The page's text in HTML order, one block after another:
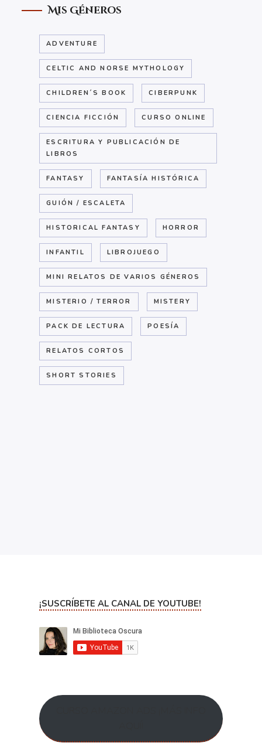
Mis Géneros
ADVENTURE
CELTIC AND NORSE MYTHOLOGY
CHILDREN´S BOOK CIBERPUNK
CIENCIA FICCIÓN CURSO ONLINE
ESCRITURA Y PUBLICACIÓN DE
LIBROS
FANTASY FANTASÍA HISTÓRICA
GUIÓN / ESCALETA
HISTORICAL FANTASY HORROR
INFANTIL LIBROJUEGO
MINI RELATOS DE VARIOS GÉNEROS
MISTERIO / TERROR MISTERY
PACK DE LECTURA POESÍA
RELATOS CORTOS
SHORT STORIES
¡SUSCRÍBETE AL CANAL DE YOUTUBE!